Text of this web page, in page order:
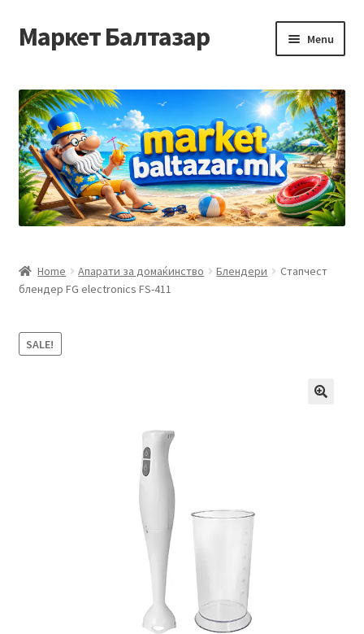
Skip
to
Skip
to
Маркет Балтазар Menu
Checkout
Homepage
Privacy Policy
Контакт
Корисничка подршка
Рекламации и замена на производ
Home Апарати за домаќинство Блендери
Стапчест
блендер FG electronics FS-411
SALE!